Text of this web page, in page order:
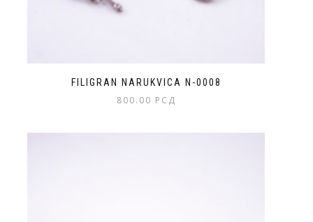
FILIGRAN NARUKVICA N-0008
800.00 РСД